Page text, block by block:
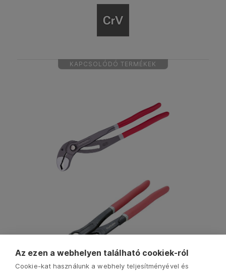
KAPCSOLÓDÓ TERMÉKEK
Az ezen a webhelyen található cookiek-ról
Cookie-kat használunk a webhely teljesítményével és